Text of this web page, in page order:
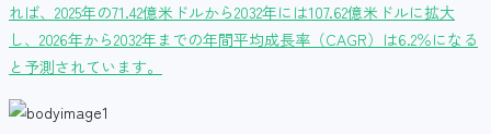
れば、2025年の71.42億米ドルから2032年には107.62億米ドルに拡大
し、2026年から2032年までの年間平均成長率（CAGR）は6.2％になる
と予測されています。